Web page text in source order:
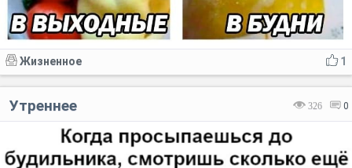
1
Жизненное
326 0
Утреннее